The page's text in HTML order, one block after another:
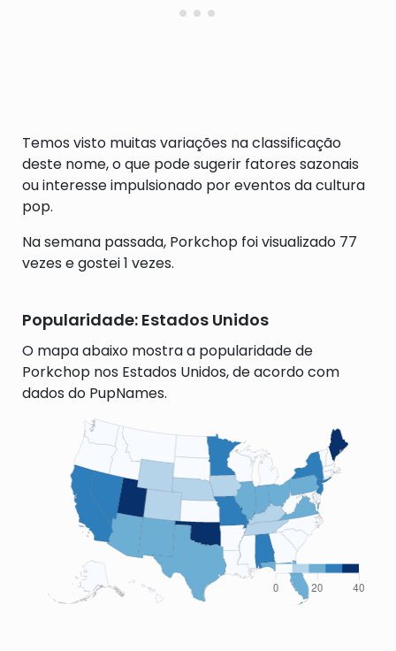
Temos visto muitas variações na classificação
deste nome, o que pode sugerir fatores sazonais
ou interesse impulsionado por eventos da cultura
pop.
Na semana passada, Porkchop foi visualizado 77
vezes e gostei 1 vezes.
Popularidade: Estados Unidos
O mapa abaixo mostra a popularidade de
Porkchop nos Estados Unidos, de acordo com
dados do PupNames.